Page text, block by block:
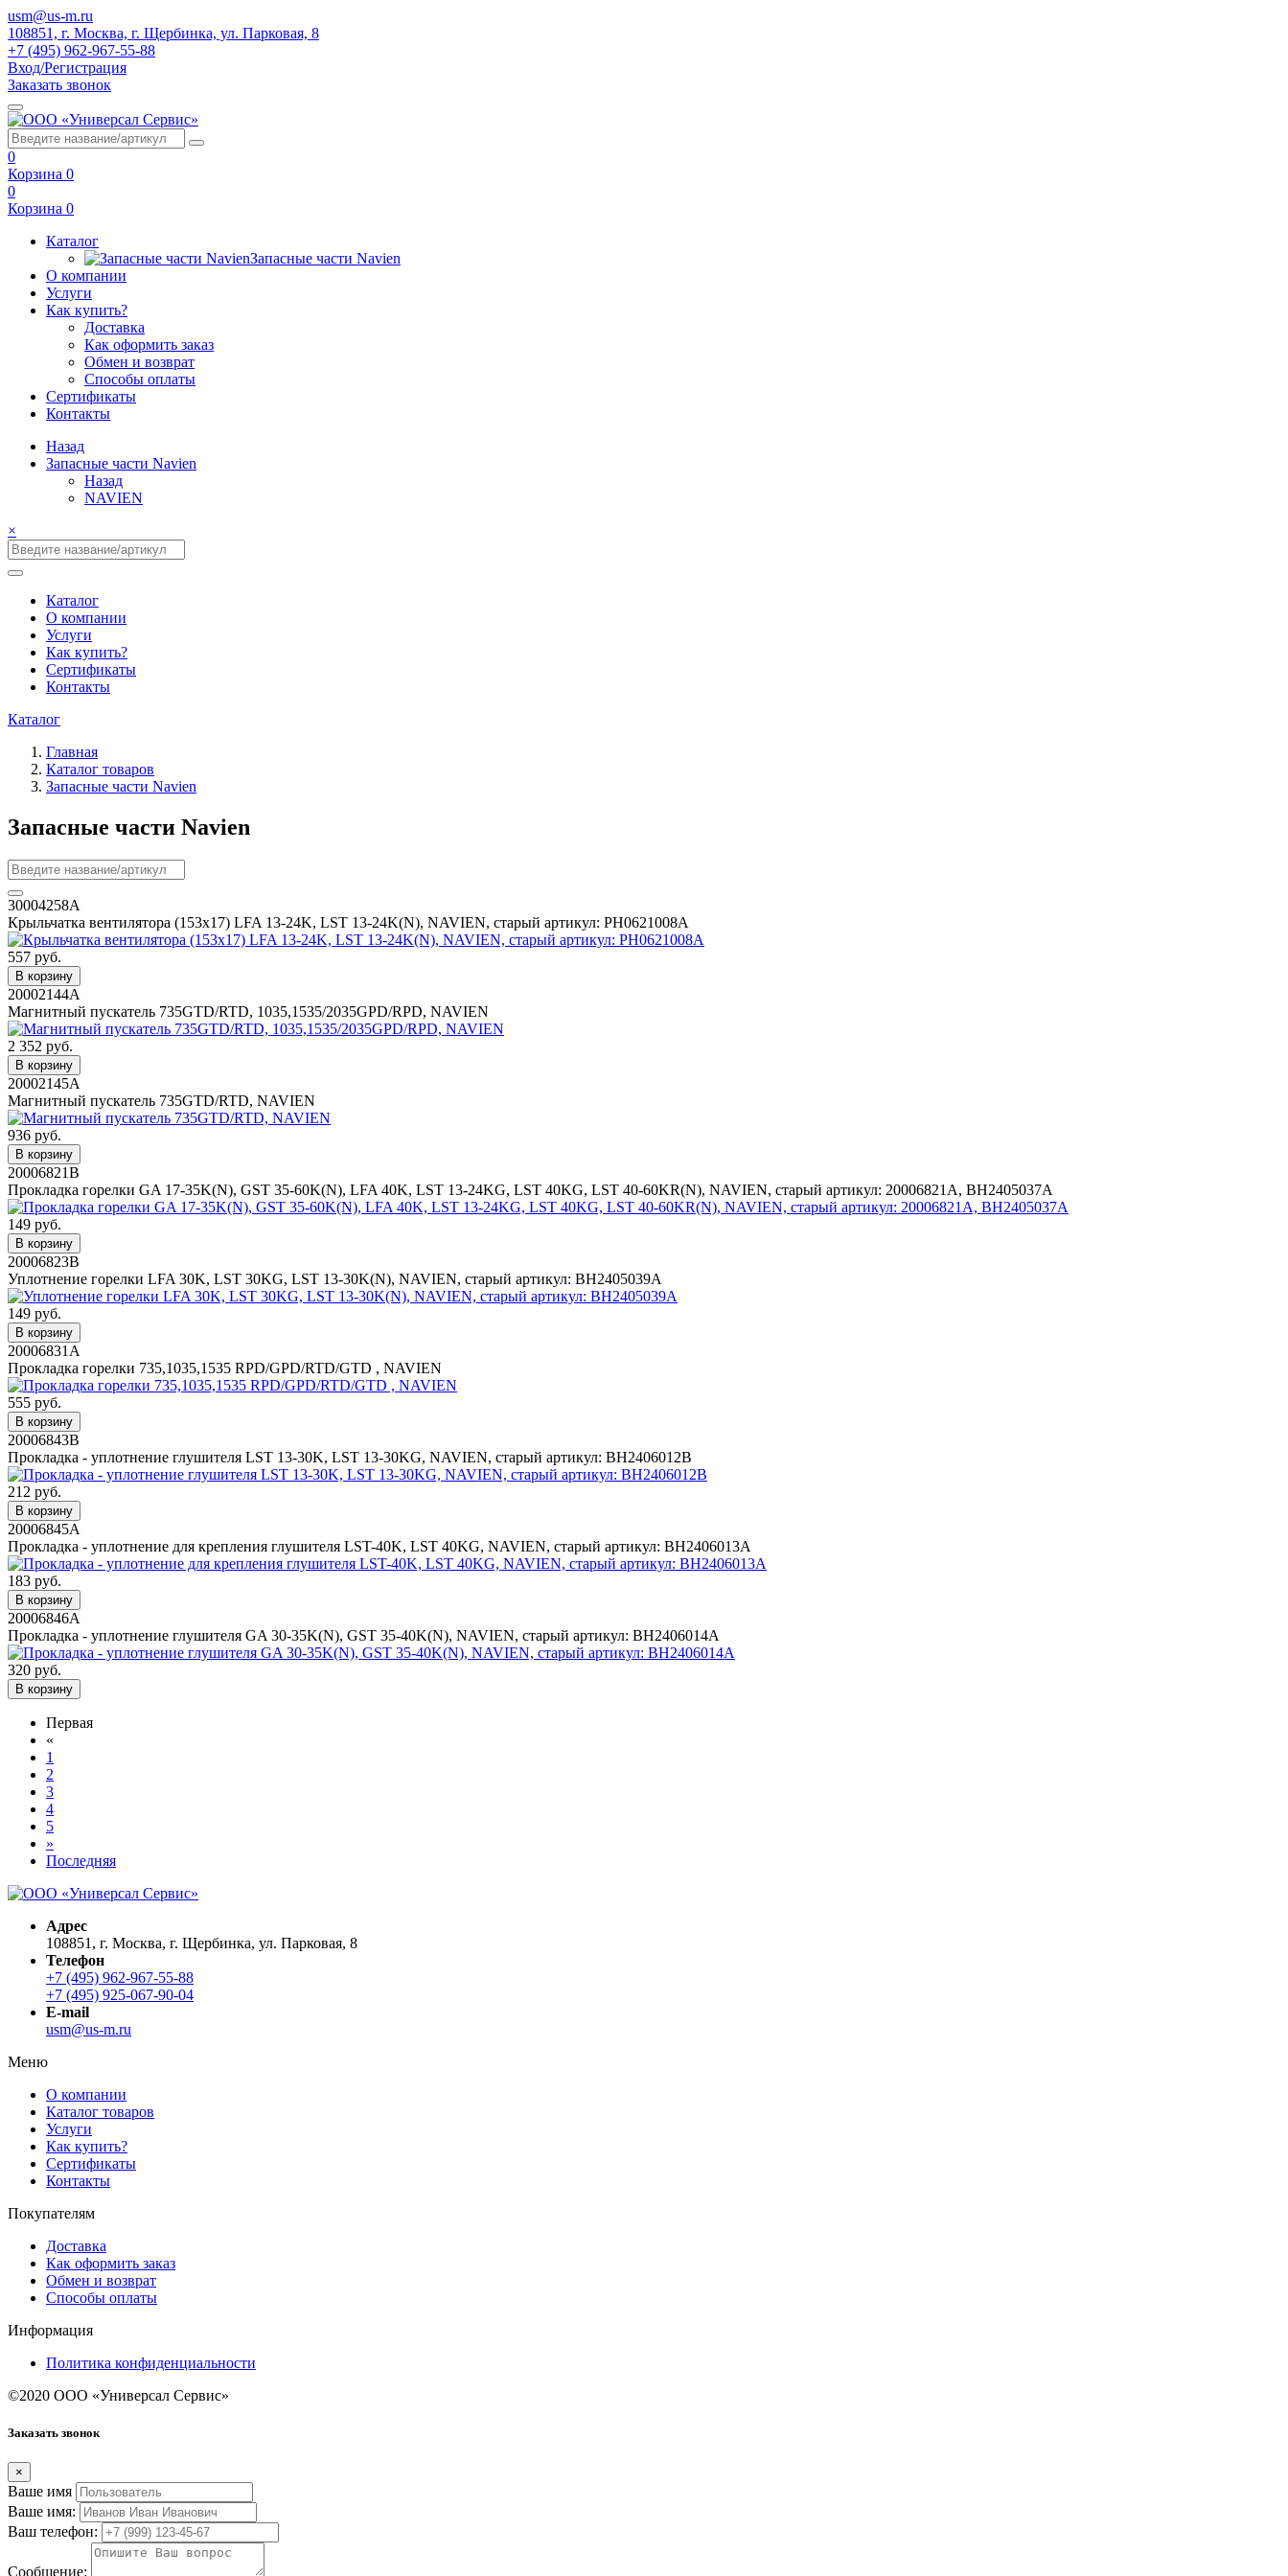
usm@us-m.ru
108851, г. Москва, г. Щербинка, ул. Парковая, 8
+7 (495) 962-967-55-88
Вход/Регистрация
Заказать звонок
0
Корзина 0
0
Корзина 0
Каталог
Запасные части Navien
О компании
Услуги
Как купить?
Доставка
Как оформить заказ
Обмен и возврат
Способы оплаты
Сертификаты
Контакты
Назад
Запасные части Navien
Назад
NAVIEN
×
Каталог
О компании
Услуги
Как купить?
Сертификаты
Контакты
Каталог
Главная
Каталог товаров
Запасные части Navien
Запасные части Navien
30004258A
Крыльчатка вентилятора (153х17) LFA 13-24K, LST 13-24K(N), NAVIEN, старый артикул: PH0621008A
557 руб.
В корзину
20002144A
Магнитный пускатель 735GTD/RTD, 1035,1535/2035GPD/RPD, NAVIEN
2 352 руб.
В корзину
20002145A
Магнитный пускатель 735GTD/RTD, NAVIEN
936 руб.
В корзину
20006821B
Прокладка горелки GA 17-35K(N), GST 35-60K(N), LFA 40K, LST 13-24KG, LST 40KG, LST 40-60KR(N), NAVIEN, старый артикул: 20006821A, BH2405037A
149 руб.
В корзину
20006823B
Уплотнение горелки LFA 30K, LST 30KG, LST 13-30K(N), NAVIEN, старый артикул: BH2405039A
149 руб.
В корзину
20006831A
Прокладка горелки 735,1035,1535 RPD/GPD/RTD/GTD , NAVIEN
555 руб.
В корзину
20006843B
Прокладка - уплотнение глушителя LST 13-30K, LST 13-30KG, NAVIEN, старый артикул: BH2406012B
212 руб.
В корзину
20006845A
Прокладка - уплотнение для крепления глушителя LST-40K, LST 40KG, NAVIEN, старый артикул: BH2406013A
183 руб.
В корзину
20006846A
Прокладка - уплотнение глушителя GA 30-35K(N), GST 35-40K(N), NAVIEN, старый артикул: BH2406014A
320 руб.
В корзину
Первая
«
1
2
3
4
5
»
Последняя
Адрес
108851, г. Москва, г. Щербинка, ул. Парковая, 8
Телефон
+7 (495) 962-967-55-88
+7 (495) 925-067-90-04
E-mail
usm@us-m.ru
Меню
О компании
Каталог товаров
Услуги
Как купить?
Сертификаты
Контакты
Покупателям
Доставка
Как оформить заказ
Обмен и возврат
Способы оплаты
Информация
Политика конфиденциальности
©2020 ООО «Универсал Сервис»
Заказать звонок
×
Ваше имя
Ваше имя:
Ваш телефон:
Сообщение: